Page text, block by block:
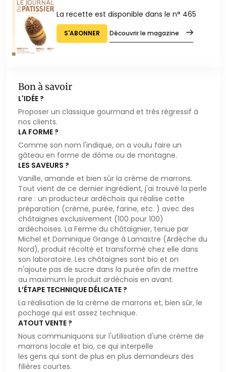
La recette est disponible dans le n° 465
S'ABONNER Découvrir le magazine
Bon à savoir
L'IDÉE ?
Proposer un classique gourmand et très régressif à
nos clients.
LA FORME ?
Comme son nom l'indique, on a voulu faire un
gâteau en forme de dôme ou de montagne.
LES SAVEURS ?
Vanille, amande et bien sûr la crème de marrons.
Tout vient de ce dernier ingrédient, j'ai trouvé la perle
rare : un producteur ardéchois qui réalise cette
préparation (crème, purée, farine, etc. ) avec des
châtaignes exclusivement (100 pour 100)
ardéchoises. La Ferme du châtaignier, tenue par
Michel et Dominique Grange à Lamastre (Ardèche du
Nord), produit récolté et transformé chez elle dans
son laboratoire. Les châtaignes sont bio et on
n'ajoute pas de sucre dans la purée afin de mettre
au maximum le produit ardéchois en avant.
L’ÉTAPE TECHNIQUE DÉLICATE ?
La réalisation de la crème de marrons et, bien sûr, le
pochage qui est assez technique.
ATOUT VENTE ?
Nous communiquons sur l'utilisation d'une crème de
marrons locale et bio, ce qui interpelle
les gens qui sont de plus en plus demandeurs des
filières courtes.